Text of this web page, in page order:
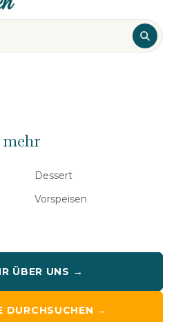
Dessert
Vorspeisen
ÜBER UNS →
DURCHSUCHEN →